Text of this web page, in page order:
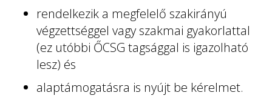
rendelkezik a megfelelő szakirányú
végzettséggel vagy szakmai gyakorlattal
(ez utóbbi ŐCSG tagsággal is igazolható
lesz) és
alaptámogatásra is nyújt be kérelmet.